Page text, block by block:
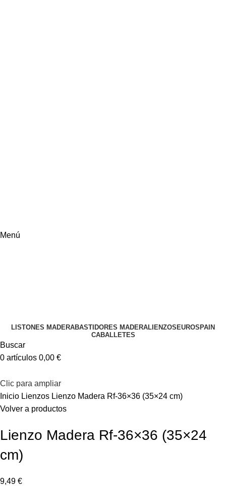
Menú
LISTONES MADERABASTIDORES MADERALIENZOSEUROSPAIN
CABALLETES
Buscar
0 artículos 0,00 €
Clic para ampliar
Inicio Lienzos Lienzo Madera Rf-36×36 (35×24 cm)
Volver a productos
Lienzo Madera Rf-36×36 (35×24
cm)
9,49 €